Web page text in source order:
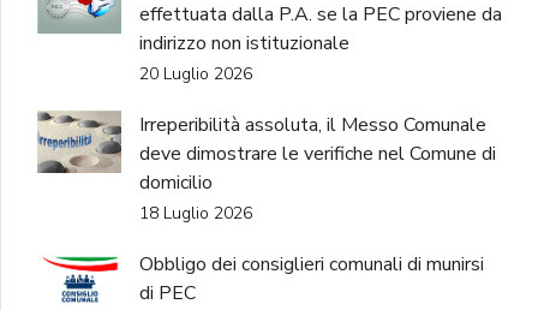
effettuata dalla P.A. se la PEC proviene da
indirizzo non istituzionale
20 Luglio 2026
Irreperibilità assoluta, il Messo Comunale
deve dimostrare le verifiche nel Comune di
domicilio
18 Luglio 2026
Obbligo dei consiglieri comunali di munirsi
di PEC